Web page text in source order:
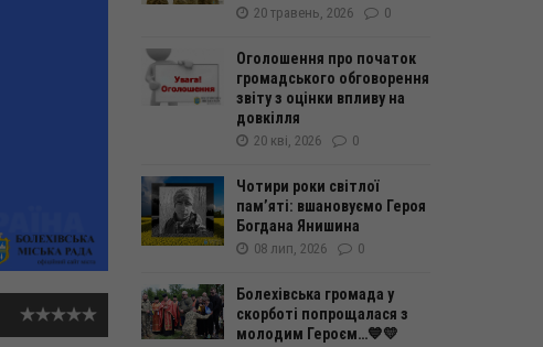
20 травень, 2026 0
Оголошення про початок
громадського обговорення
звіту з оцінки впливу на
довкілля
20 кві, 2026 0
Чотири роки світлої
пам’яті: вшановуємо Героя
Богдана Янишина
08 лип, 2026 0
Болехівська громада у
скорботі попрощалася з
молодим Героєм…💙💛